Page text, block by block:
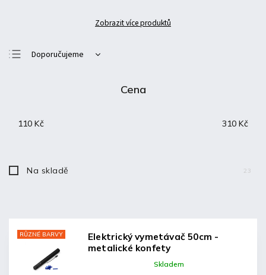
Zobrazit více produktů
Doporučujeme
Cena
110 Kč 310 Kč
Na skladě 23
RŮZNÉ BARVY
Elektrický vymetávač 50cm -
metalické konfety
Skladem